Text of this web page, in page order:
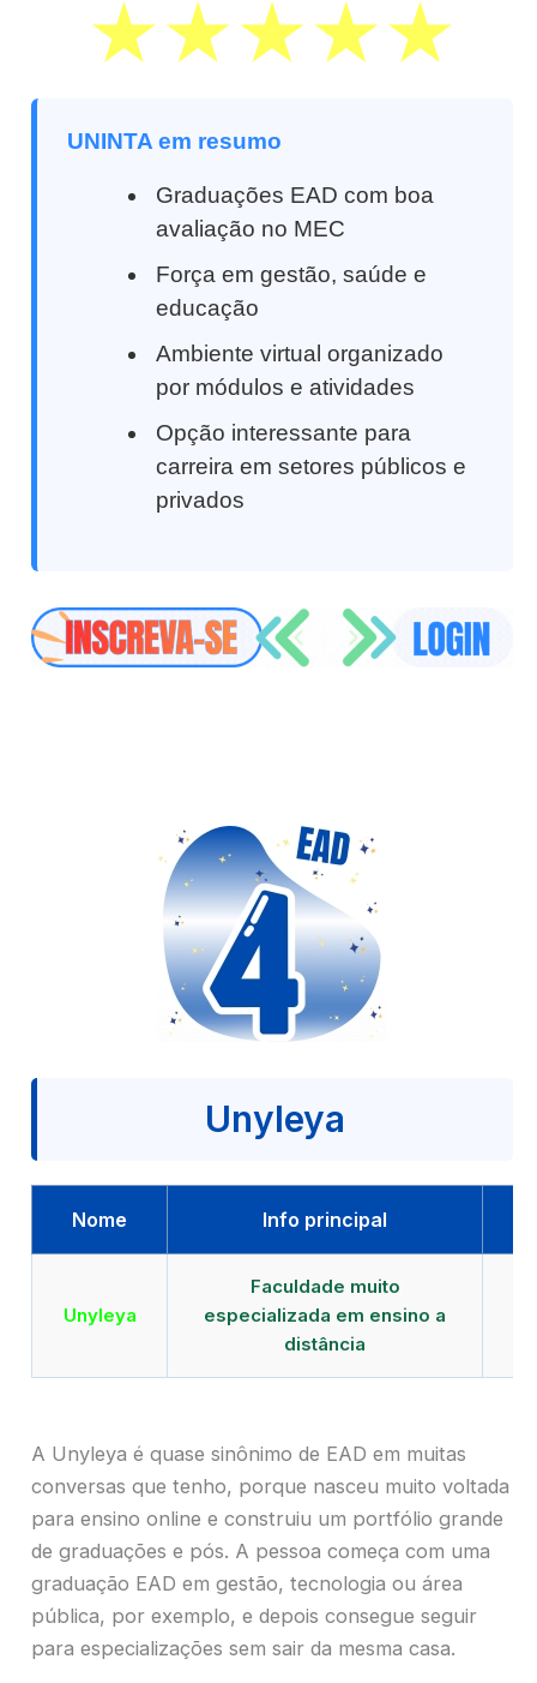
UNINTA em resumo
Graduações EAD com boa
avaliação no MEC
Força em gestão, saúde e
educação
Ambiente virtual organizado
por módulos e atividades
Opção interessante para
carreira em setores públicos e
privados
Unyleya
Nome Info principal
Unyleya
Faculdade muito
especializada em ensino a
distância
A Unyleya é quase sinônimo de EAD em muitas
conversas que tenho, porque nasceu muito voltada
para ensino online e construiu um portfólio grande
de graduações e pós. A pessoa começa com uma
graduação EAD em gestão, tecnologia ou área
pública, por exemplo, e depois consegue seguir
para especializações sem sair da mesma casa.